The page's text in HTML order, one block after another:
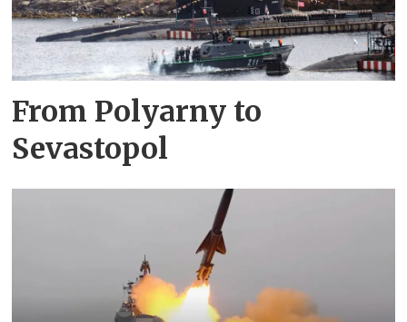
From Polyarny to
Sevastopol